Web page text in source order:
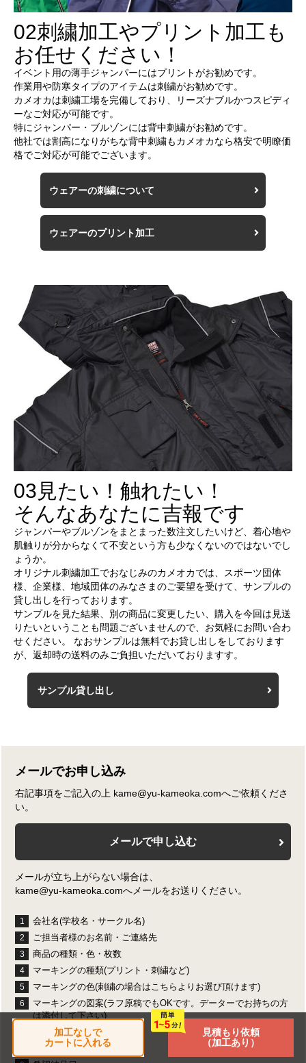
02刺繍加工やプリント加工も
お任せください！
イベント用の薄手ジャンパーにはプリントがお勧めです。
作業用や防寒タイプのアイテムは刺繍がお勧めです。
カメオカは刺繍工場を完備しており、リーズナブルかつスピディ
ーなご対応が可能です。
特にジャンパー・ブルゾンには背中刺繍がお勧めです。
他社では割高になりがちな背中刺繍もカメオカなら格安で明瞭価
格でご対応が可能でございます。
ウェアーの刺繍について
ウェアーのプリント加工
03 見たい！触れたい！
そんなあなたに吉報です
ジャンパーやブルゾンをまとまった数注文したいけど、着心地や
肌触りが分からなくて不安という方も少なくないのではないでし
ょうか。
オリジナル刺繍加工でおなじみのカメオカでは、スポーツ団体
様、企業様、地域団体のみなさまのご要望を受けて、サンプルの
貸し出しを行っております。
サンプルを見た結果、別の商品に変更したい、購入を今回は見送
りたいということも問題ございませんので、お気軽にお問い合わ
せください。 なおサンプルは無料でお貸し出しをしております
が、返却時の送料のみご負担いただいておりますす。
サンプル貸し出し
加工なしで
カートに入れる
見積もり依頼
（加工あり）
メールでお申し込み
右記事項をご記入の上 kame@yu-kameoka.comへご依頼くださ
い。
メールで申し込む
メールが立ち上がらない場合は、
kame@yu-kameoka.comへメールをお送りください。
1 会社名(学校名・サークル名)
2 ご担当者様のお名前・ご連絡先
3 商品の種類・色・枚数
4 マーキングの種類(プリント・刺繍など)
5 マーキングの色(刺繍の場合はこちらよりお選び頂けます)
6
マーキングの図案(ラフ原稿でもOKです。データーでお持ちの方
は添付して下さい)
マーキングの位置
商品の発送先及びご連絡先